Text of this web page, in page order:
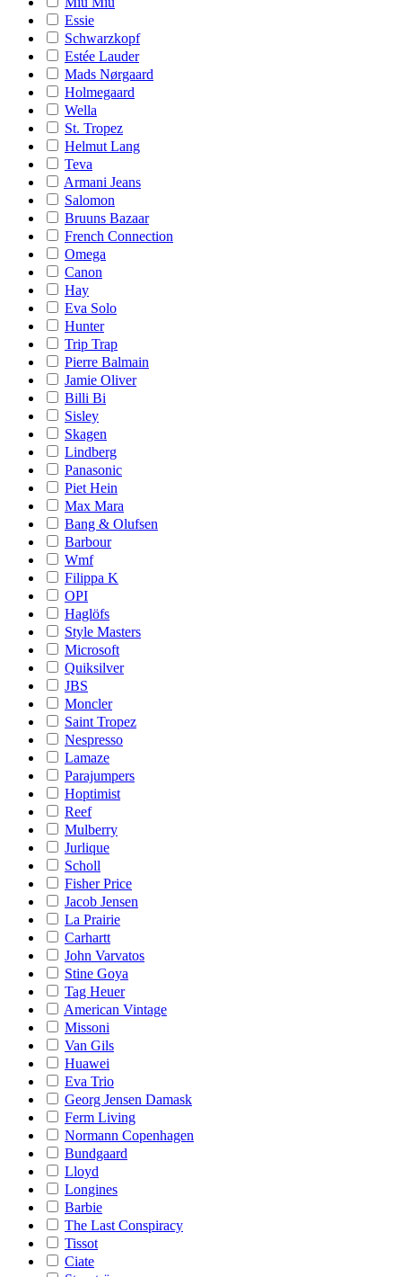
Essie
Schwarzkopf
Estée Lauder
Mads Nørgaard
Holmegaard
Wella
St. Tropez
Helmut Lang
Teva
Armani Jeans
Salomon
Bruuns Bazaar
French Connection
Omega
Canon
Hay
Eva Solo
Hunter
Trip Trap
Pierre Balmain
Jamie Oliver
Billi Bi
Sisley
Skagen
Lindberg
Panasonic
Piet Hein
Max Mara
Bang & Olufsen
Barbour
Wmf
Filippa K
OPI
Haglöfs
Style Masters
Microsoft
Quiksilver
JBS
Moncler
Saint Tropez
Nespresso
Lamaze
Parajumpers
Hoptimist
Reef
Mulberry
Jurlique
Scholl
Fisher Price
Jacob Jensen
La Prairie
Carhartt
John Varvatos
Stine Goya
Tag Heuer
American Vintage
Missoni
Van Gils
Huawei
Eva Trio
Georg Jensen Damask
Ferm Living
Normann Copenhagen
Bundgaard
Lloyd
Longines
Barbie
The Last Conspiracy
Tissot
Ciate